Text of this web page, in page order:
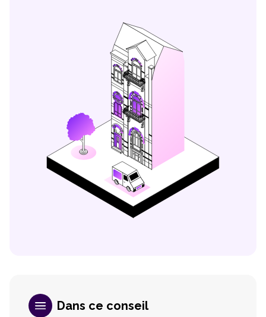
Dans ce conseil